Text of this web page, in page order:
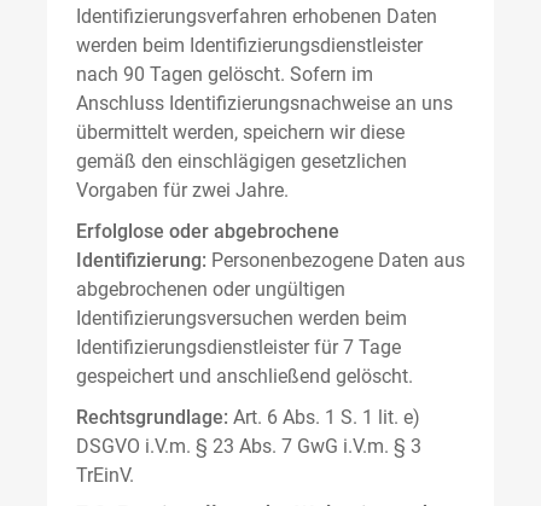
Identifizierungsverfahren erhobenen Daten
werden beim Identifizierungsdienstleister
nach 90 Tagen gelöscht. Sofern im
Anschluss Identifizierungsnachweise an uns
übermittelt werden, speichern wir diese
gemäß den einschlägigen gesetzlichen
Vorgaben für zwei Jahre.
Erfolglose oder abgebrochene
Identifizierung: Personenbezogene Daten aus
abgebrochenen oder ungültigen
Identifizierungsversuchen werden beim
Identifizierungsdienstleister für 7 Tage
gespeichert und anschließend gelöscht.
Rechtsgrundlage: Art. 6 Abs. 1 S. 1 lit. e)
DSGVO i.V.m. § 23 Abs. 7 GwG i.V.m. § 3
TrEinV.